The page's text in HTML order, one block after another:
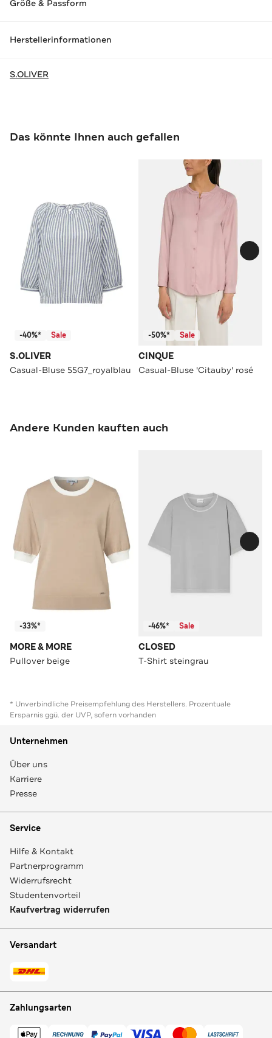
Größe & Passform
Herstellerinformationen
S.OLIVER
Das könnte Ihnen auch gefallen
-40%* Sale
S.OLIVER
Casual-Bluse 55G7_royalblau
-50%* Sale
CINQUE
Casual-Bluse 'Citauby' rosé
Andere Kunden kauften auch
-33%*
MORE & MORE
Pullover beige
-46%* Sale
CLOSED
T-Shirt steingrau
* Unverbindliche Preisempfehlung des Herstellers. Prozentuale
Ersparnis ggü. der UVP, sofern vorhanden
Unternehmen
Über uns
Karriere
Presse
Service
Hilfe & Kontakt
Partnerprogramm
Widerrufsrecht
Studentenvorteil
Kaufvertrag widerrufen
Versandart
Zahlungsarten